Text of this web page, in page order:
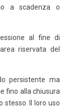
a scadenza o
al fine di
riservata del
persistente ma
fino alla chiusura
stesso. Il loro uso